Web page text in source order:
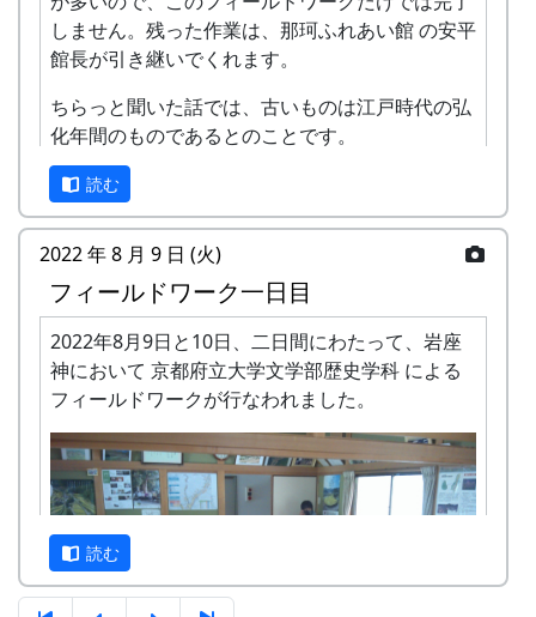
公会堂の玄関です。いったい何足あるの？ この日
は、多可町地域おこし協力隊の橘さんも来てくれ
ました。
二日目は、午前中は石垣の調査、午後はインタビ
ューによる聞取り調査と五霊神社建築物調査で
す。
まずは、石垣調査の手順の説明。
しません。残った作業は、那珂ふれあい館 の安平
館長が引き継いでくれます。
ちらっと聞いた話では、古いものは江戸時代の弘
化年間のものであるとのことです。
また、災害（地震）の復旧に関する文書があった
り、イノシシ・シカ・サルによる獣害を記録した
文書があったりするそうです。
全貌が明らかになるのを楽しみにしています。
読む
2022 年 8 月 9 日 (火)
フィールドワーク一日目
2022年8月9日と10日、二日間にわたって、岩座
神において 京都府立大学文学部歴史学科 による
フィールドワークが行なわれました。
読む